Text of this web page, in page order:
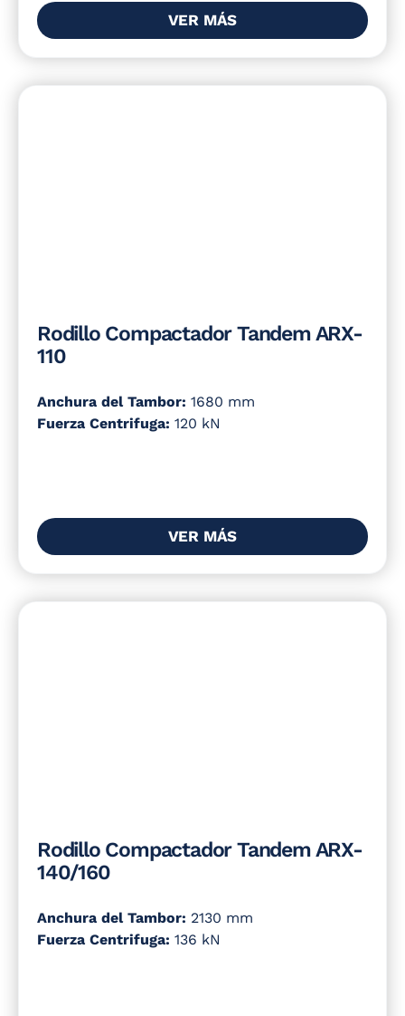
VER MÁS
Rodillo Compactador Tandem ARX-
110
Anchura del Tambor: 1680 mm
Fuerza Centrifuga: 120 kN
VER MÁS
Rodillo Compactador Tandem ARX-
140/160
Anchura del Tambor: 2130 mm
Fuerza Centrifuga: 136 kN